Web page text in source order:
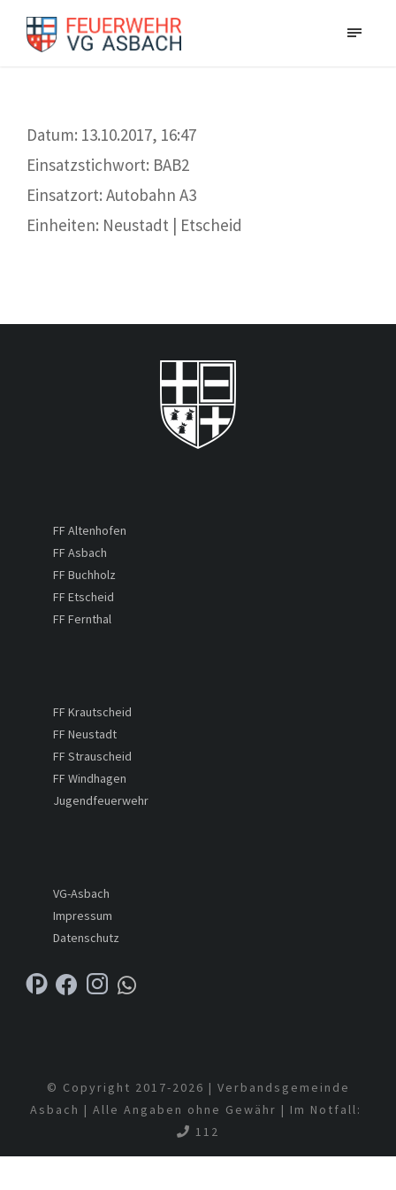
Datum: 13.10.2017, 16:47
Einsatzstichwort: BAB2
Einsatzort: Autobahn A3
Einheiten: Neustadt | Etscheid
FF Altenhofen
FF Asbach
FF Buchholz
FF Etscheid
FF Fernthal
FF Krautscheid
FF Neustadt
FF Strauscheid
FF Windhagen
Jugendfeuerwehr
VG-Asbach
Impressum
Datenschutz
© Copyright 2017-2026 | Verbandsgemeinde
Asbach | Alle Angaben ohne Gewähr | Im Notfall:
112